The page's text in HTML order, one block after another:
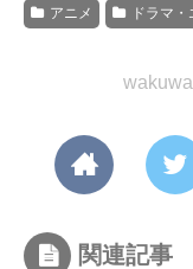
アニメ ドラマ・
関連記事